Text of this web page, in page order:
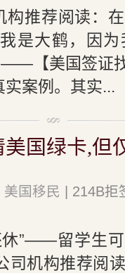
构推荐阅读：
是大鹤，因
——【美国签证
案例。其实...
国绿卡,但
美国移民 | 214B
休”——留学生
司机构推荐阅